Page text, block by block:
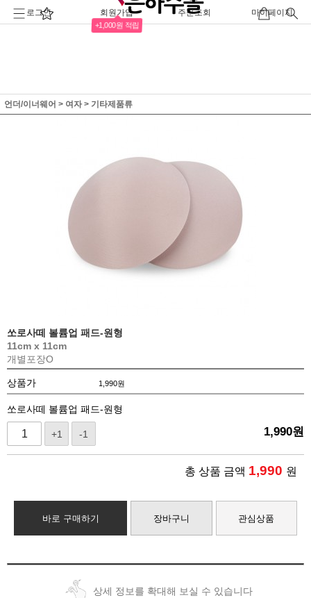
로그인 회원가입
+1,000원 적립
주문조회 마이페이지
언더/이너웨어 > 여자> 기타제품류
쏘로사떼 볼륨업 패드-원형
11cm x 11cm
개별포장O
상품가 1,990원
쏘로사떼 볼륨업 패드-원형
+1 -1 1,990원
총 상품 금액 1,990 원
바로 구매하기 장바구니 관심상품
상세 정보를 확대해 보실 수 있습니다